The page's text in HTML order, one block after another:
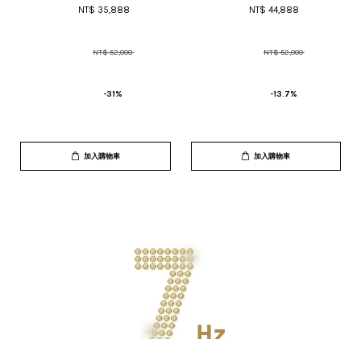
NT$ 35,888
NT$ 52,000
-31%
加入購物車
NT$ 44,888
NT$ 52,000
-13.7%
加入購物車